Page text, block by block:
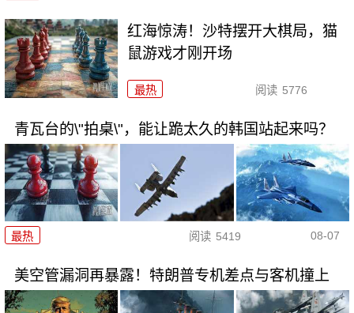
红海惊涛！沙特摆开大棋局，猫
鼠游戏才刚开场
最热 阅读 5776
青瓦台的\"拍桌\"，能让跪太久的韩国站起来吗？
最热 阅读 5419 08-07
美空管漏洞再暴露！特朗普专机差点与客机撞上